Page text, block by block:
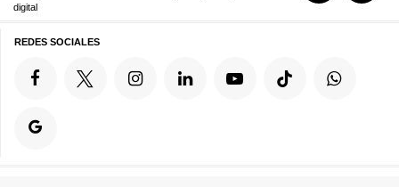
digital
REDES SOCIALES